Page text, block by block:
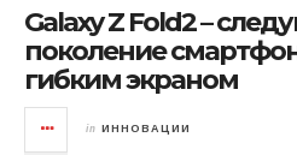
Galaxy Z Fold2 –
поколение
гибким экраном
in ИННОВАЦИИ